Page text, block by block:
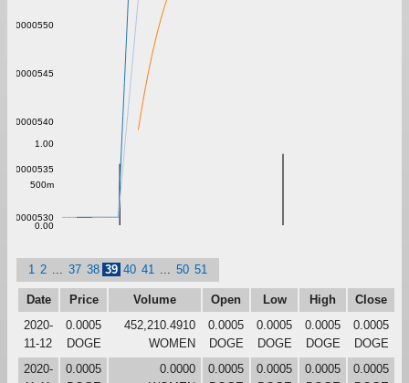
0.00000530
0.00000535
0.00000540
0.00000545
0.00000550
0.00
500m
1.00
1 2 37 38 39 40 41 50 51
Date Price Volume Open Low High
Close
2020-
11-12
0.0005
DOGE
452,210.4910
WOMEN
0.0005
DOGE
0.0005
DOGE
0.0005
DOGE
0.0005
DOGE
2020-
0.0005
0.0000
0.0005
0.0005
0.0005
0.0005